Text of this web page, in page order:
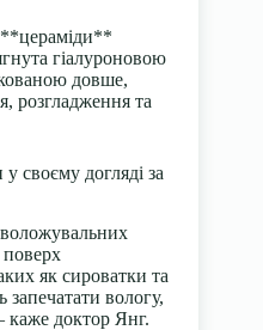
**цераміди**
гіалуроновою
довше,
розгладження та
своєму догляді за
поверх
як сироватки та
вологу,
доктор Янг.